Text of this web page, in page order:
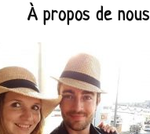
À propos de nous